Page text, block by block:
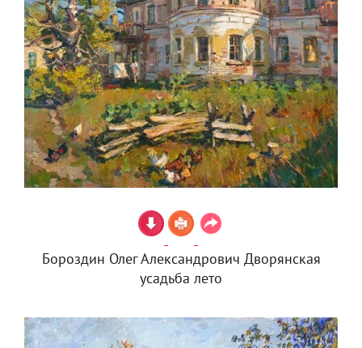
Бороздин Олег Александрович Дворянская
усадьба лето